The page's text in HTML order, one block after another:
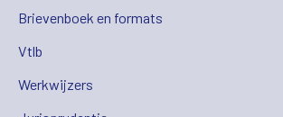
Brievenboek en formats
Vtlb
Werkwijzers